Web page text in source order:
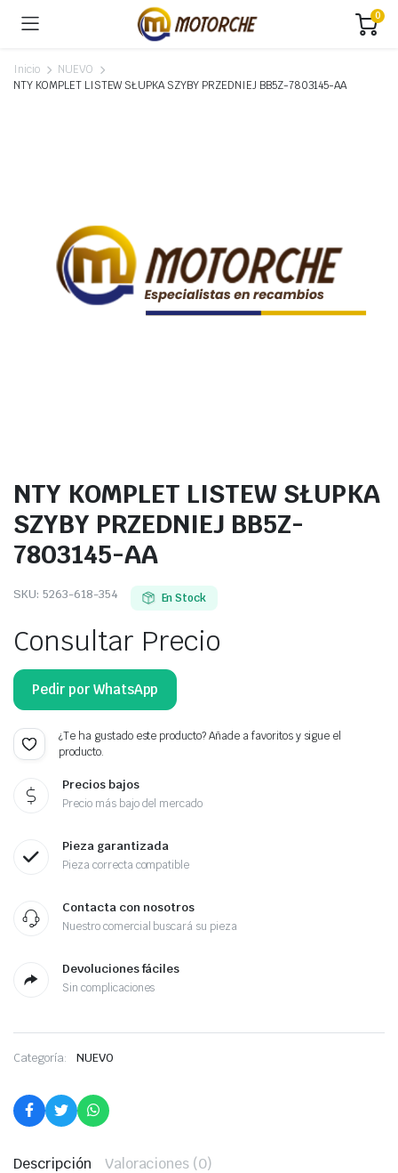
0
Inicio
NUEVO
NTY KOMPLET LISTEW SŁUPKA SZYBY PRZEDNIEJ BB5Z-7803145-AA
NTY KOMPLET LISTEW SŁUPKA
SZYBY PRZEDNIEJ BB5Z-
7803145-AA
SKU: 5263-618-354 En Stock
Consultar Precio
Pedir por WhatsApp
¿Te ha gustado este producto? Añade a favoritos y sigue el
producto.
Precios bajos
Precio más bajo del mercado
Pieza garantizada
Pieza correcta compatible
Contacta con nosotros
Nuestro comercial buscará su pieza
Devoluciones fáciles
Sin complicaciones
Categoría: NUEVO
Descripción Valoraciones (0)